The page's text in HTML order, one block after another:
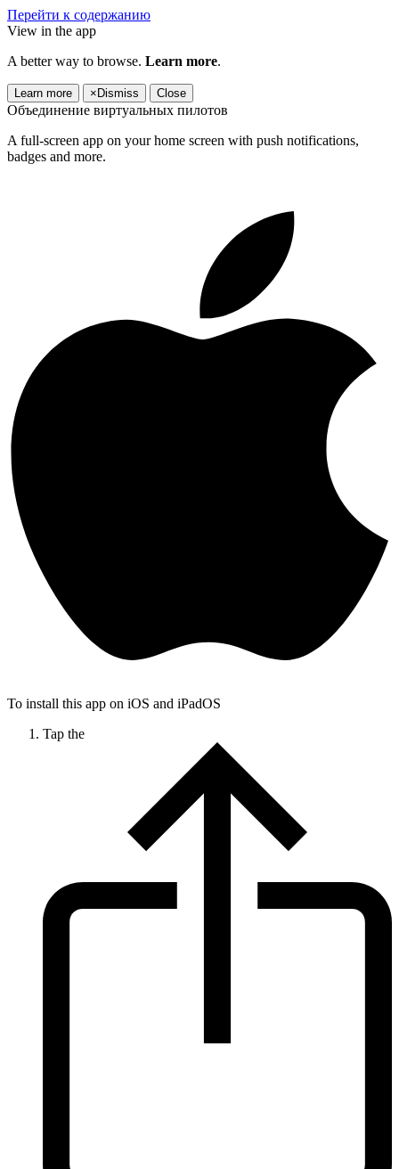
Перейти к содержанию
View in the app
A better way to browse. Learn more.
Learn more × Dismiss Close
Объединение виртуальных пилотов
A full-screen app on your home screen with push notifications,
badges and more.
To install this app on iOS and iPadOS
Tap the